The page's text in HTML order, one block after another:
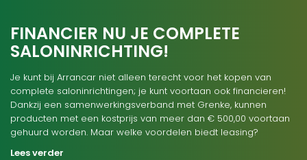
FINANCIER NU JE COMPLETE
SALONINRICHTING!
Je kunt bij Arrancar niet alleen terecht voor het kopen van
complete saloninrichtingen; je kunt voortaan ook financieren!
Dankzij een samenwerkingsverband met Grenke, kunnen
producten met een kostprijs van meer dan € 500,00 voortaan
gehuurd worden. Maar welke voordelen biedt leasing?
Lees verder